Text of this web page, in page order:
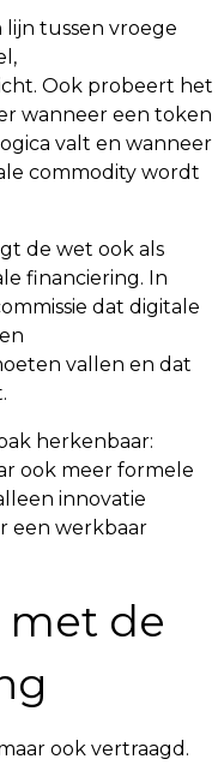
tussen vroege
Ook probeert het
wanneer een token
valt en wanneer
commodity wordt
de wet ook als
financiering. In
dat digitale
vallen en dat
herkenbaar:
ook meer formele
innovatie
een werkbaar
met de
ook vertraagd.